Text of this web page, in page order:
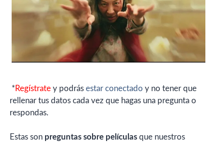
* Regístrate y podrás estar conectado y no tener que
rellenar tus datos cada vez que hagas una pregunta o
respondas.
Estas son preguntas sobre películas que nuestros